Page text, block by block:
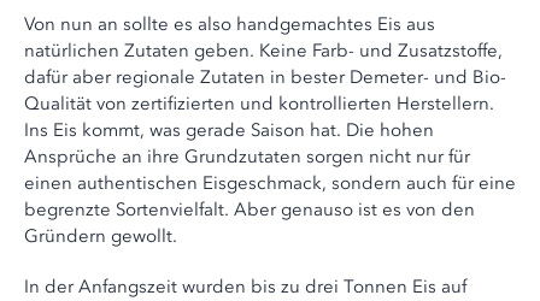
Von nun an sollte es also handgemachtes Eis aus
natürlichen Zutaten geben. Keine Farb- und Zusatzstoffe,
dafür aber regionale Zutaten in bester Demeter- und Bio-
Qualität von zertifizierten und kontrollierten Herstellern.
Ins Eis kommt, was gerade Saison hat. Die hohen
Ansprüche an ihre Grundzutaten sorgen nicht nur für
einen authentischen Eisgeschmack, sondern auch für eine
begrenzte Sortenvielfalt. Aber genauso ist es von den
Gründern gewollt.
In der Anfangszeit wurden bis zu drei Tonnen Eis auf